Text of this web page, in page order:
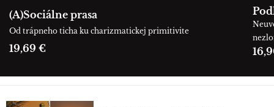
(A)Sociálne prasa
Od trápneho ticha ku charizmatickej primitivite
19,69 €